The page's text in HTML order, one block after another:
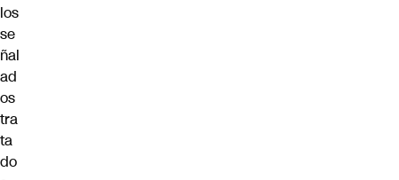
los
se
ñal
ad
os
tra
ta
do